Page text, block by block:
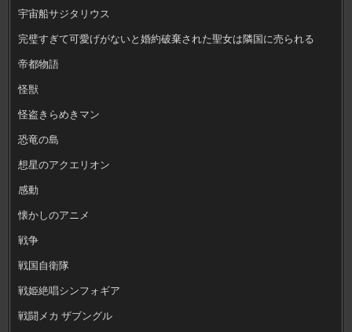
宇宙船サジタリウス
完璧すぎて可愛げがないと婚約破棄された聖女は隣国に売られる
帝都物語
怪獣
怪盗きらめきマン
恐竜の島
想星のアクエリオン
感動
懐かしのアニメ
戦争
戦国自衛隊
戦姫絶唱シンフォギア
戦闘メカ ザブングル